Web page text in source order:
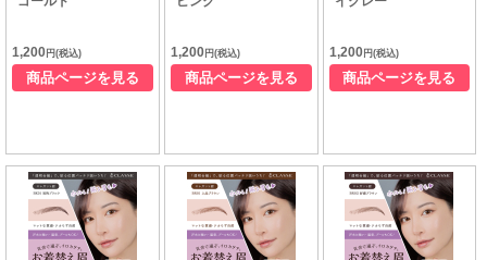
1,200 円(税込)
商品ページを見る
1,200円(税込)
商品ページを見る
1,200円(税込)
商品ページを見る